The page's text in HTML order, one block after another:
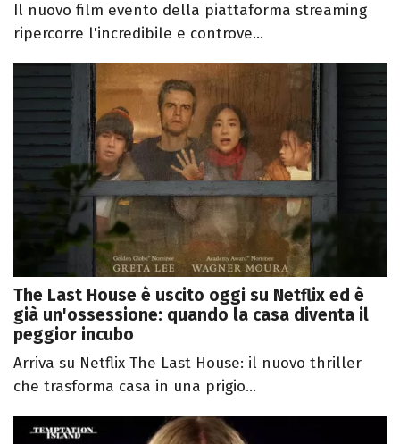
Il nuovo film evento della piattaforma streaming
ripercorre l'incredibile e controve...
The Last House è uscito oggi su Netflix ed è
già un'ossessione: quando la casa diventa il
peggior incubo
Arriva su Netflix The Last House: il nuovo thriller
che trasforma casa in una prigio...